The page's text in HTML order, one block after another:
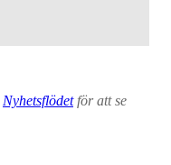
Nyhetsflödetför att se